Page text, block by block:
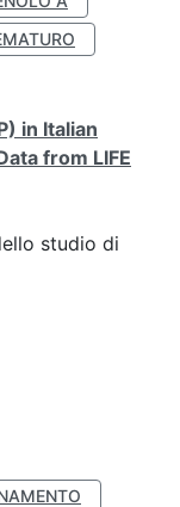
in Italian
from LIFE
studio di